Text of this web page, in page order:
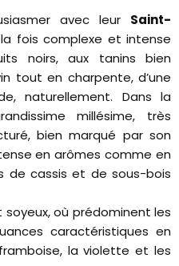
avec leur Saint-
fois complexe et intense
noirs, aux tanins bien
tout en charpente, d’une
naturellement. Dans la
millésime, très
bien marqué par son
en arômes comme en
de cassis et de sous-bois
où prédominent les
caractéristiques en
la violette et les